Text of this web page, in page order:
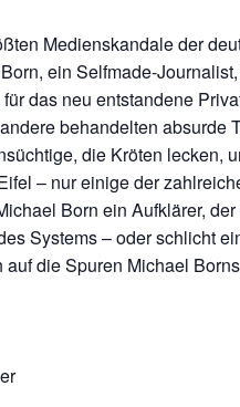
Medienskandale der
ein Selfmade-
das neu entstandene
behandelten absurde
die Kröten lecken,
– nur einige der
Born ein Aufklärer,
Systems – oder schlicht
die Spuren Michael